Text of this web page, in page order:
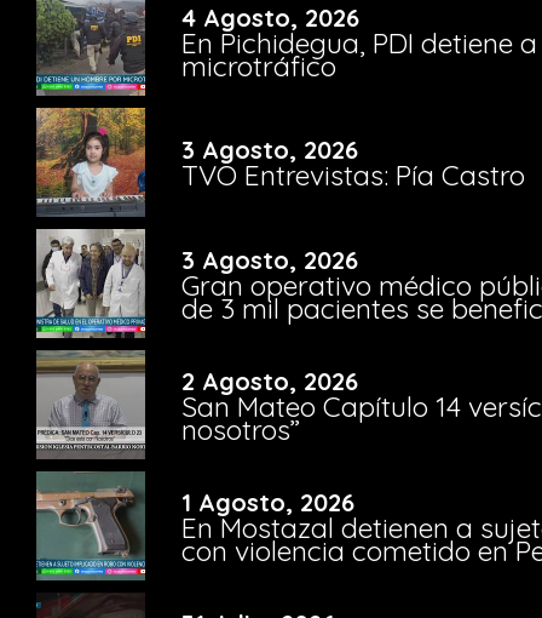
4 Agosto, 2026
En Pichidegua, PDI detiene
microtráfico
3 Agosto, 2026
TVO Entrevistas: Pía Castro
3 Agosto, 2026
Gran operativo médico
de 3 mil pacientes se
2 Agosto, 2026
San Mateo Capítulo 14
nosotros”
1 Agosto, 2026
En Mostazal detienen a
con violencia cometido en